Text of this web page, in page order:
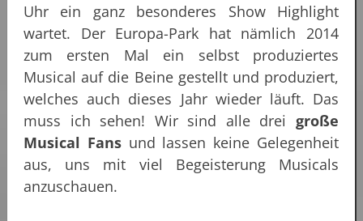
Uhr ein ganz besonderes Show Highlight
wartet. Der Europa-Park hat nämlich 2014
zum ersten Mal ein selbst produziertes
Musical auf die Beine gestellt und produziert,
welches auch dieses Jahr wieder läuft. Das
muss ich sehen! Wir sind alle drei große
Musical Fansund lassen keine Gelegenheit
aus, uns mit viel Begeisterung Musicals
anzuschauen.